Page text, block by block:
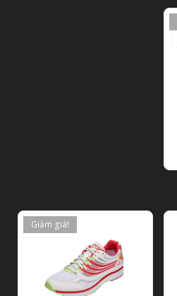
Giảm giá!